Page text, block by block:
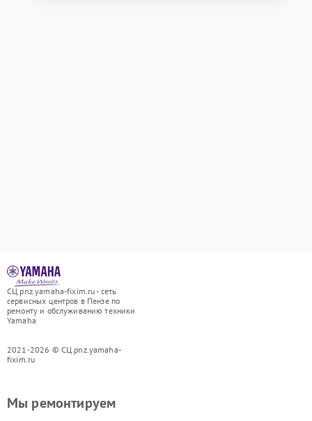
СЦ pnz.yamaha-fixim.ru - сеть
сервисных центров в Пензе по
ремонту и обслуживанию техники
Yamaha
2021-2026 © СЦ pnz.yamaha-
fixim.ru
Мы ремонтируем